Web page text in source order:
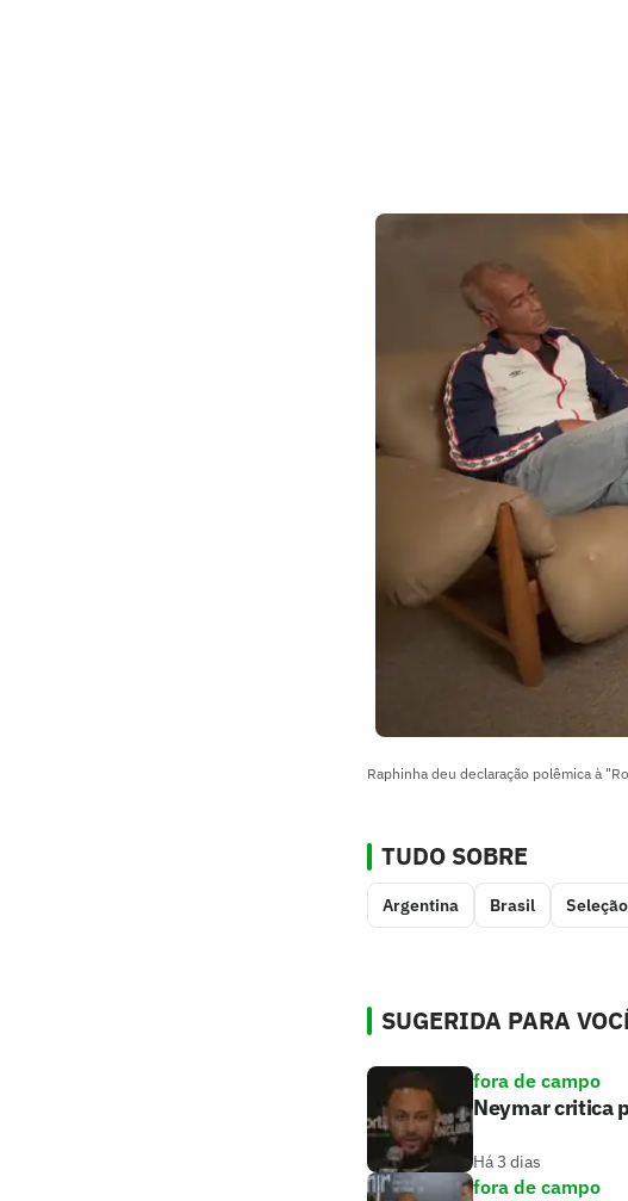
Raphinha deu declaração polêmica à
TUDO SOBRE
Argentina Brasil
SUGERIDA PARA
fora de campo
Neymar critica
Há 3 dias
fora de campo